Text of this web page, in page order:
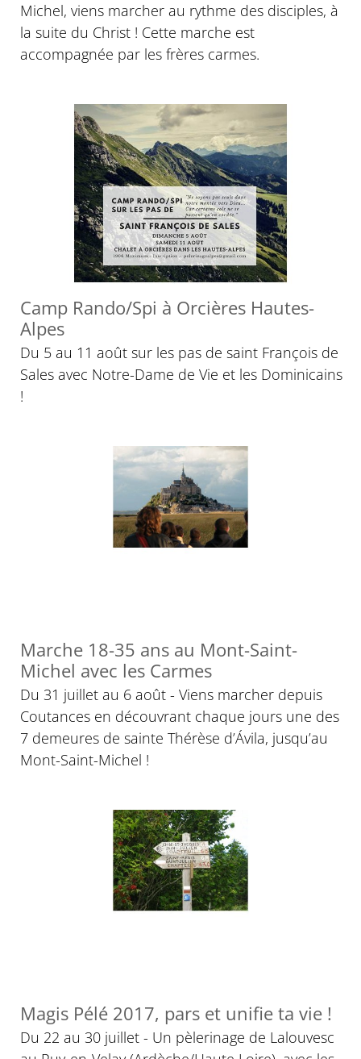
Michel, viens marcher au rythme des disciples, à
la suite du Christ ! Cette marche est
accompagnée par les frères carmes.
Camp Rando/Spi à Orcières Hautes-
Alpes
Du 5 au 11 août sur les pas de saint François de
Sales avec Notre-Dame de Vie et les Dominicains
!
Marche 18-35 ans au Mont-Saint-
Michel avec les Carmes
Du 31 juillet au 6 août - Viens marcher depuis
Coutances en découvrant chaque jours une des
7 demeures de sainte Thérèse d’Ávila, jusqu’au
Mont-Saint-Michel !
Magis Pélé 2017, pars et unifie ta vie !
Du 22 au 30 juillet - Un pèlerinage de Lalouvesc